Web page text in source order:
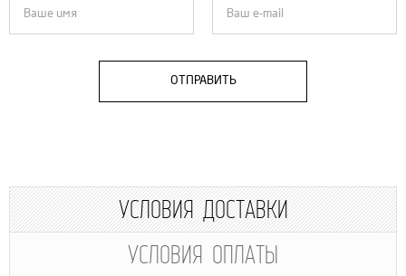
ОТПРАВИТЬ
УСЛОВИЯ ДОСТАВКИ
УСЛОВИЯ ОПЛАТЫ